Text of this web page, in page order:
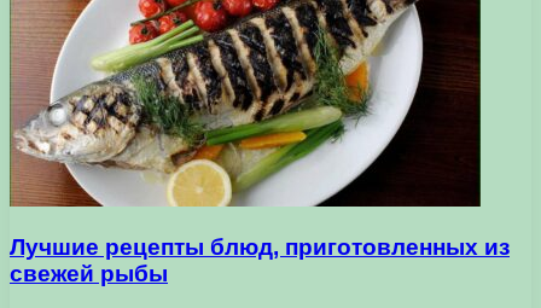
Лучшие рецепты блюд, приготовленных из
свежей рыбы